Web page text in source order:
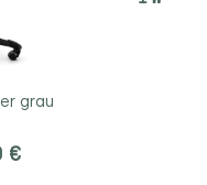
grau
€